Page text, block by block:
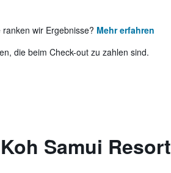
wir Ergebnisse? Mehr erfahren
die beim Check-out zu zahlen sind.
Samui Resort